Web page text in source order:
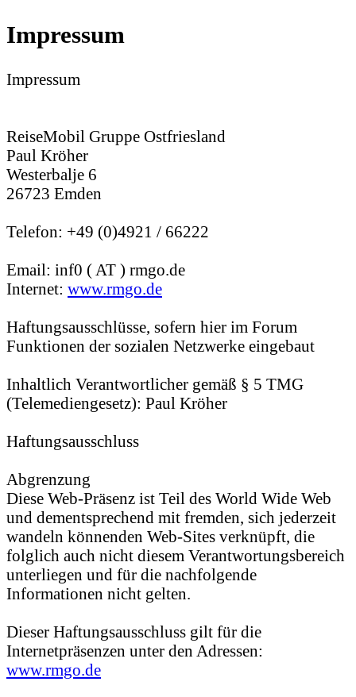
Impressum
Impressum
ReiseMobil Gruppe Ostfriesland
Paul Kröher
Westerbalje 6
26723 Emden
Telefon: +49 (0)4921 / 66222
Email: inf0 ( AT ) rmgo.de
Internet: www.rmgo.de
Haftungsausschlüsse, sofern hier im Forum
Funktionen der sozialen Netzwerke eingebaut
Inhaltlich Verantwortlicher gemäß § 5 TMG
(Telemediengesetz): Paul Kröher
Haftungsausschluss
Abgrenzung
Diese Web-Präsenz ist Teil des World Wide Web
und dementsprechend mit fremden, sich jederzeit
wandeln könnenden Web-Sites verknüpft, die
folglich auch nicht diesem Verantwortungsbereich
unterliegen und für die nachfolgende
Informationen nicht gelten.
Dieser Haftungsausschluss gilt für die
Internetpräsenzen unter den Adressen:
www.rmgo.de